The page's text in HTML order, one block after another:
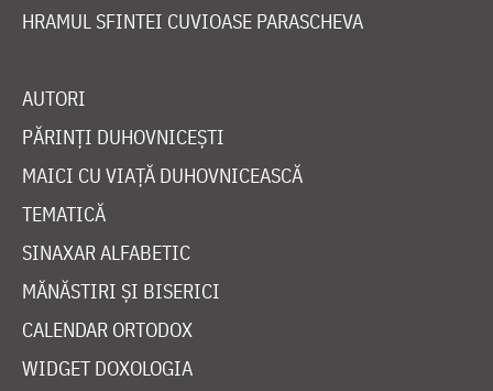
HRAMUL SFINTEI CUVIOASE PARASCHEVA
AUTORI
PĂRINȚI DUHOVNICEȘTI
MAICI CU VIAȚĂ DUHOVNICEASCĂ
TEMATICĂ
SINAXAR ALFABETIC
MĂNĂSTIRI ȘI BISERICI
CALENDAR ORTODOX
WIDGET DOXOLOGIA